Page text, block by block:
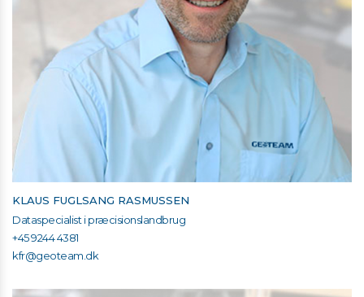
KLAUS FUGLSANG RASMUSSEN
Dataspecialist i præcisionslandbrug
+45 9244 4381
kfr@geoteam.dk